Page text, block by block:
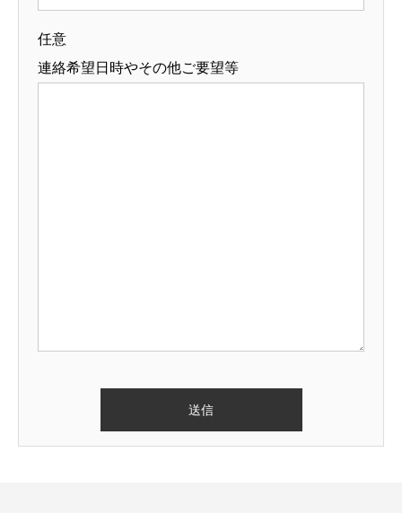
任意
連絡希望日時やその他ご要望等